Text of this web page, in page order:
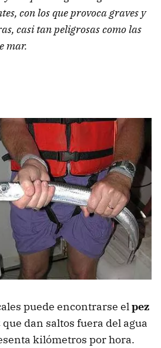
con los que provoca graves y
casi tan peligrosas como las
mar.
puede encontrarse elpez
que dan saltos fuera del agua
kilómetros por hora.